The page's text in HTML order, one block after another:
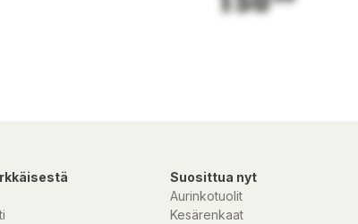
och fibrer som
till bättre
Suosittua nyt
Aurinkotuolit
Kesärenkaat